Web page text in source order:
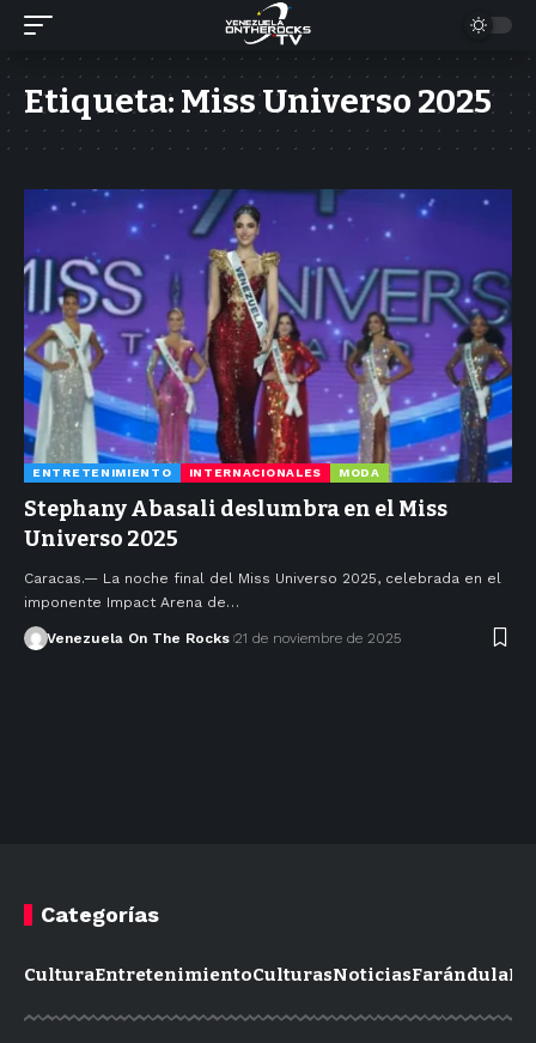
Etiqueta: Miss Universo 2025
ENTRETENIMIENTO INTERNACIONALES MODA
Stephany Abasali deslumbra en el Miss
Universo 2025
Caracas.— La noche final del Miss Universo 2025, celebrada en el
imponente Impact Arena de…
Venezuela On The Rocks 21 de noviembre de 2025
Categorías
CulturaEntretenimientoCulturasNoticiasFarándula